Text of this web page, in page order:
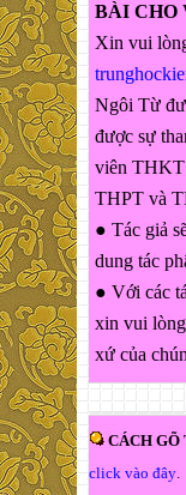
BÀI CHO
Xin vui
Ngôi Từ
được sự
viên THKT
THPT và
● Tác giả
dung tác
● Với các
xin vui
xứ của
CÁCH GÕ
click vào đây.